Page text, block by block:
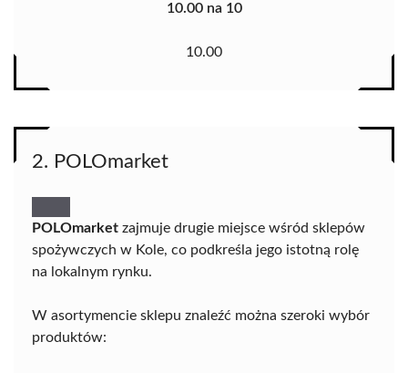
10.00 na 10
10.00
2. POLOmarket
POLOmarket zajmuje drugie miejsce wśród sklepów
spożywczych w Kole, co podkreśla jego istotną rolę
na lokalnym rynku.
W asortymencie sklepu znaleźć można szeroki wybór
produktów: